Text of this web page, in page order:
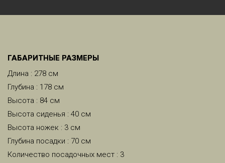
ГАБАРИТНЫЕ РАЗМЕРЫ
Длина : 278 см
Глубина : 178 см
Высота : 84 см
Высота сиденья : 40 см
Высота ножек : 3 см
Глубина посадки : 70 см
Количество посадочных мест : 3